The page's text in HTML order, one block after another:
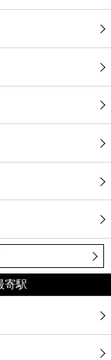
寄駅